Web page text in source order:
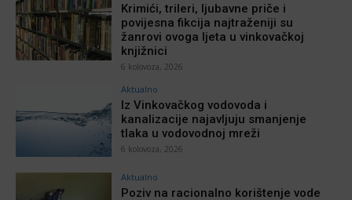
Krimići, trileri, ljubavne priče i
povijesna fikcija najtraženiji su
žanrovi ovoga ljeta u vinkovačkoj
knjižnici
6 kolovoza, 2026
Aktualno
Iz Vinkovačkog vodovoda i
kanalizacije najavljuju smanjenje
tlaka u vodovodnoj mreži
6 kolovoza, 2026
Aktualno
Poziv na racionalno korištenje vode